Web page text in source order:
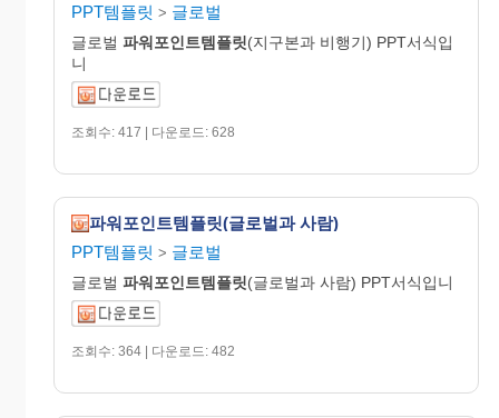
PPT템플릿 > 글로벌
글로벌 파워포인트템플릿(지구본과 비행기) PPT서식입
니
조회수: 417 | 다운로드: 628
파워포인트템플릿(글로벌과 사람)
PPT템플릿 > 글로벌
글로벌 파워포인트템플릿(글로벌과 사람) PPT서식입니
조회수: 364 | 다운로드: 482